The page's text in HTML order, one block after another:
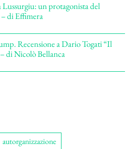
Lussurgiu: un protagonista del
di Effimera
Recensione a Dario Togati “Il
di Nicolò Bellanca
autorganizzazione